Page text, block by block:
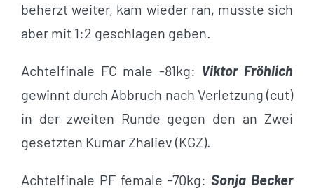
beherzt weiter, kam wieder ran, musste sich
aber mit 1:2 geschlagen geben.
Achtelfinale FC male -81kg: Viktor Fröhlich
gewinnt durch Abbruch nach Verletzung (cut)
in der zweiten Runde gegen den an Zwei
gesetzten Kumar Zhaliev (KGZ).
Achtelfinale PF female -70kg: Sonja Becker